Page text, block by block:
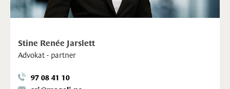
Stine Renée Jarslett
Advokat - partner
97 08 41 10